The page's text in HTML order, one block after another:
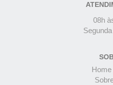
08h